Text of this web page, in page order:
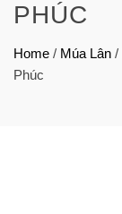
PHÚC
Home / Múa Lân /
Phúc